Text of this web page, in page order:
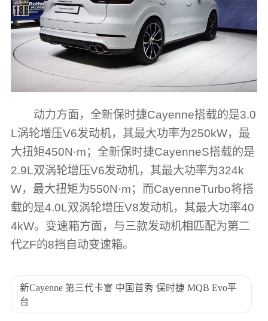
动力方面，全新保时捷Cayenne搭载的是3.0
L涡轮增压V6发动机，其最大功率为250kW，最
大扭矩450N·m；全新保时捷CayenneS搭载的是
2.9L双涡轮增压V6发动机，其最大功率为324k
W，最大扭矩为550N·m；而CayenneTurbo将搭
载的是4.0L双涡轮增压V8发动机，其最大功率40
4kW。变速箱方面，与三款发动机相匹配为第二
代ZF的8挡自动变速箱。
新Cayenne 第三代卡宴 中国首秀 保时捷 MQB Evo平
台